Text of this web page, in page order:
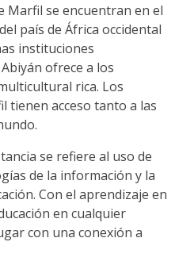
Marfil se encuentran en el
país de África occidental
instituciones
ofrece a los
rica. Los
tienen acceso tanto a las
se refiere al uso de
de la información y la
Con el aprendizaje en
en cualquier
con una conexión a